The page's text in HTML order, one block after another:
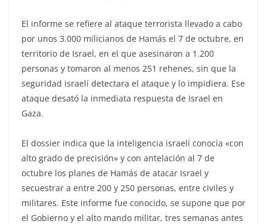
El informe se refiere al ataque terrorista llevado a cabo
por unos 3.000 milicianos de Hamás el 7 de octubre, en
territorio de Israel, en el que asesinaron a 1.200
personas y tomaron al menos 251 rehenes, sin que la
seguridad israelí detectara el ataque y lo impidiera. Ese
ataque desató la inmediata respuesta de Israel en
Gaza.
El dossier indica que la inteligencia israelí conocía «con
alto grado de precisión» y con antelación al 7 de
octubre los planes de Hamás de atacar Israel y
secuestrar a entre 200 y 250 personas, entre civiles y
militares. Este informe fue conocido, se supone que por
el Gobierno y el alto mando militar, tres semanas antes